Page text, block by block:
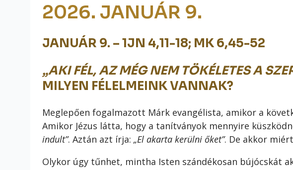
2026. JANUÁR 9.
JANUÁR 9. – 1JN 4,11-18; MK 6,45-52
„AKI FÉL, AZ MÉG NEM TÖKÉLETES A
MILYEN FÉLELMEINK VANNAK?
Meglepően fogalmazott Márk evangélista, amikor a
Amikor Jézus látta, hogy a tanítványok mennyire
indult”. Aztán azt írja:„El akarta kerülni őket”. De akkor
Olykor úgy tűnhet, mintha Isten szándékosan bújócskát